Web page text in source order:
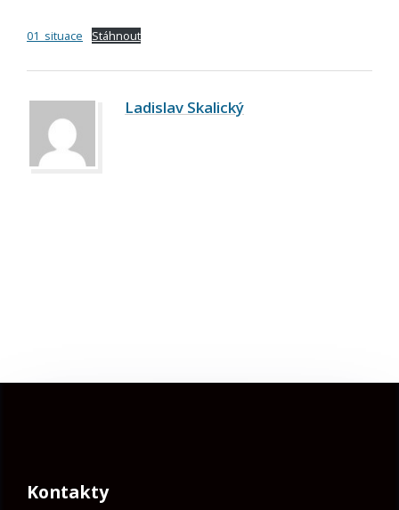
01_situace Stáhnout
Ladislav Skalický
Kontakty